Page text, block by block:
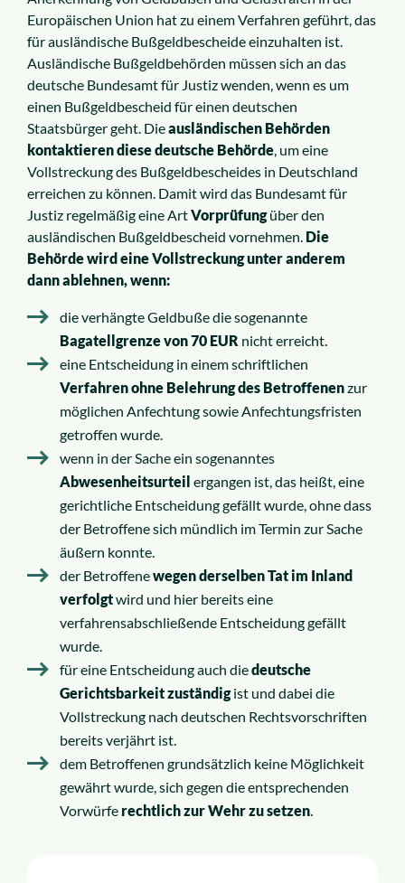
Europäischen Union hat zu einem Verfahren geführt, das
für ausländische Bußgeldbescheide einzuhalten ist.
Ausländische Bußgeldbehörden müssen sich an das
deutsche Bundesamt für Justiz wenden, wenn es um
einen Bußgeldbescheid für einen deutschen
Staatsbürger geht. Dieausländischen Behörden
kontaktieren diese deutsche Behörde , um eine
Vollstreckung des Bußgeldbescheides in Deutschland
erreichen zu können. Damit wird das Bundesamt für
Justiz regelmäßig eine ArtVorprüfungüber den
ausländischen Bußgeldbescheid vornehmen. Die
Behörde wird eine Vollstreckung unter anderem
dann ablehnen, wenn:
die verhängte Geldbuße die sogenannte
Bagatellgrenze von 70 EUR nicht erreicht.
eine Entscheidung in einem schriftlichen
Verfahren ohne Belehrung des Betroffenenzur
möglichen Anfechtung sowie Anfechtungsfristen
getroffen wurde.
wenn in der Sache ein sogenanntes
Abwesenheitsurteil ergangen ist, das heißt, eine
gerichtliche Entscheidung gefällt wurde, ohne dass
der Betroffene sich mündlich im Termin zur Sache
äußern konnte.
der Betroffenewegen derselben Tat im Inland
verfolgtwird und hier bereits eine
verfahrensabschließende Entscheidung gefällt
wurde.
für eine Entscheidung auch diedeutsche
Gerichtsbarkeit zuständigist und dabei die
Vollstreckung nach deutschen Rechtsvorschriften
bereits verjährt ist.
dem Betroffenen grundsätzlich keine Möglichkeit
gewährt wurde, sich gegen die entsprechenden
Vorwürfe rechtlich zur Wehr zu setzen